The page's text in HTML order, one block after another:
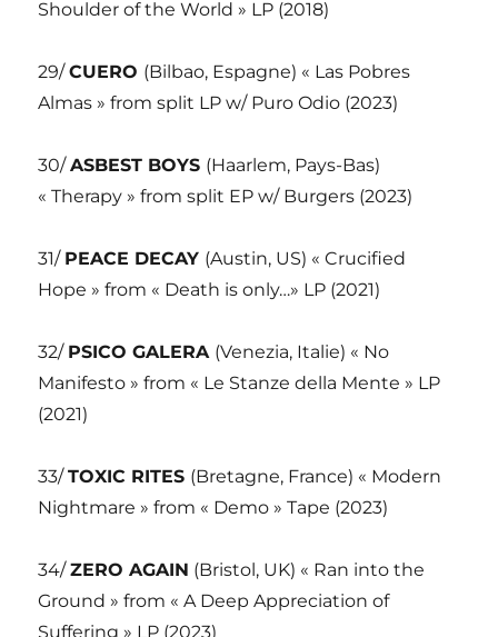
Shoulder of the World » LP (2018)
29/CUERO (Bilbao, Espagne) « Las Pobres
Almas » from split LP w/ Puro Odio (2023)
30/ASBEST BOYS (Haarlem, Pays-Bas)
« Therapy » from split EP w/ Burgers (2023)
31/ PEACE DECAY (Austin, US) « Crucified
Hope » from « Death is only…» LP (2021)
32/ PSICO GALERA (Venezia, Italie) « No
Manifesto » from « Le Stanze della Mente » LP
(2021)
33/TOXIC RITES (Bretagne, France) « Modern
Nightmare » from « Demo » Tape (2023)
34/ZERO AGAIN (Bristol, UK) « Ran into the
Ground » from « A Deep Appreciation of
Suffering » LP (2023)